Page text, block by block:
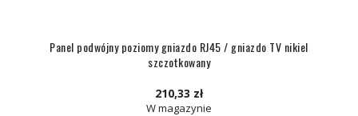
Panel podwójny poziomy gniazdo RJ45 / gniazdo TV nikiel
szczotkowany
210,33 zł
W magazynie